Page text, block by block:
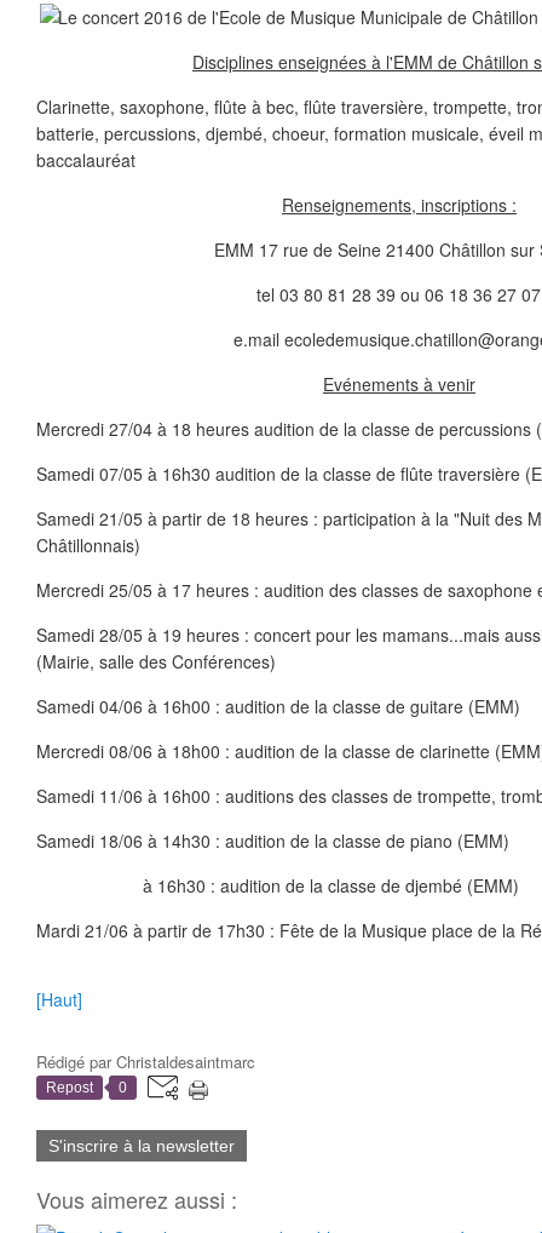
Disciplines enseignées à l'EMM de Châtillon
Clarinette, saxophone, flûte à bec, flûte traversière, trompette,
batterie, percussions, djembé, choeur, formation musicale, éveil
baccalauréat
Renseignements, inscriptions :
EMM 17 rue de Seine 21400 Châtillon sur
tel 03 80 81 28 39 ou 06 18 36 27 07
e.mail
Evénements à venir
Mercredi 27/04 à 18 heures audition de la classe de percussions
Samedi 07/05 à 16h30 audition de la classe de flûte traversière
Samedi 21/05 à partir de 18 heures : participation à la "Nuit des
Châtillonnais)
Mercredi 25/05 à 17 heures : audition des classes de saxophone
Samedi 28/05 à 19 heures : concert pour les mamans...mais
(Mairie, salle des Conférences)
Samedi 04/06 à 16h00 : audition de la classe de guitare (EMM)
Mercredi 08/06 à 18h00 : audition de la classe de clarinette
Samedi 11/06 à 16h00 : auditions des classes de trompette,
Samedi 18/06 à 14h30 : audition de la classe de piano (EMM)
à 16h30 : audition de la classe de djembé (EMM)
Mardi 21/06 à partir de 17h30 : Fête de la Musique place de la
[Haut]
Rédigé parChristaldesaintmarc
Repost 0
S'inscrire à la newsletter
Vous aimerez aussi :